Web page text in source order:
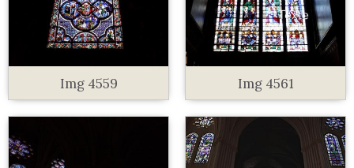
Img 4559 Img 4561